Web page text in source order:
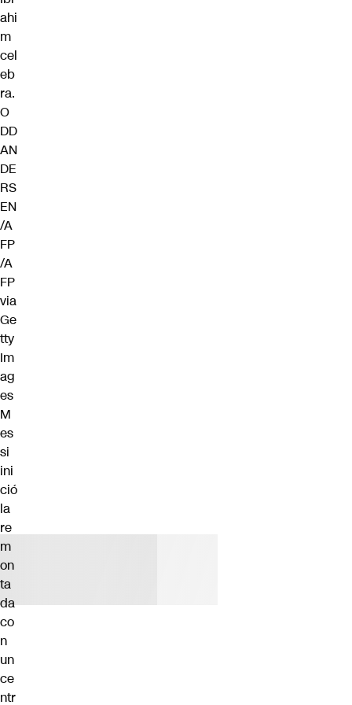
ahi
m
cel
eb
ra.
O
DD
AN
DE
RS
EN
/A
FP
/A
FP
via
Ge
tty
Im
ag
es
M
es
si
ini
ció
la
re
m
on
ta
da
co
n
un
ce
ntr